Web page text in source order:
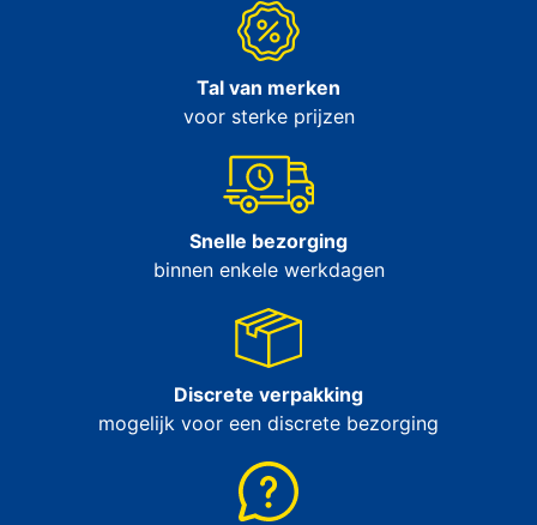
Tal van merken
voor sterke prijzen
Snelle bezorging
binnen enkele werkdagen
Discrete verpakking
mogelijk voor een discrete bezorging